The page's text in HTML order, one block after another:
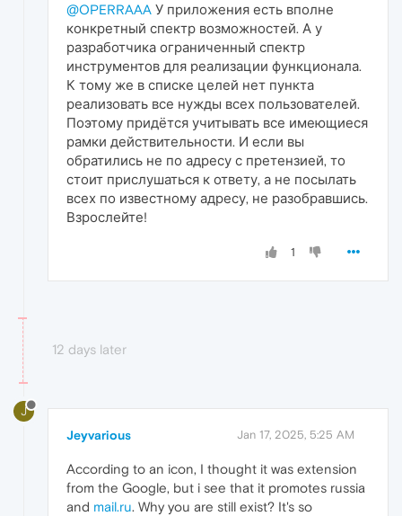
@OPERRAAA У приложения есть вполне
конкретный спектр возможностей. А у
разработчика ограниченный спектр
инструментов для реализации функционала.
К тому же в списке целей нет пункта
реализовать все нужды всех пользователей.
Поэтому придётся учитывать все имеющиеся
рамки действительности. И если вы
обратились не по адресу с претензией, то
стоит прислушаться к ответу, а не посылать
всех по известному адресу, не разобравшись.
Взрослейте!
1
12 days later
J
Jeyvarious Jan 17, 2025, 5:25 AM
According to an icon, I thought it was extension
from the Google, but i see that it promotes russia
and mail.ru. Why you are still exist? It's so